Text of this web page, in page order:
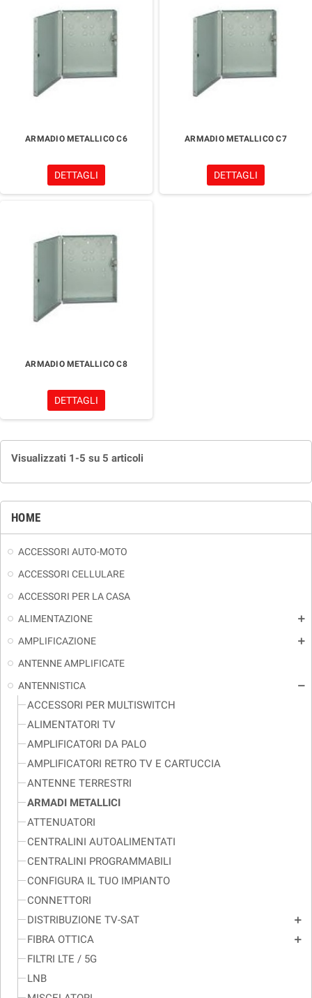
HOME
ACCESSORI AUTO-MOTO
ACCESSORI CELLULARE
ACCESSORI PER LA CASA
ALIMENTAZIONE
add
AMPLIFICAZIONE add
ANTENNE AMPLIFICATE
ANTENNISTICA
remove
ACCESSORI PER MULTISWITCH
ALIMENTATORI TV
AMPLIFICATORI DA PALO
AMPLIFICATORI RETRO TV E CARTUCCIA
ANTENNE TERRESTRI
ARMADI METALLICI
ATTENUATORI
CENTRALINI AUTOALIMENTATI
CENTRALINI PROGRAMMABILI
CONFIGURA IL TUO IMPIANTO
CONNETTORI
DISTRIBUZIONE TV-SAT
add
FIBRA OTTICA add
FILTRI LTE / 5G
LNB
ARMADIO METALLICO C6
DETTAGLI
ARMADIO METALLICO C7
DETTAGLI
ARMADIO METALLICO C8
DETTAGLI
Visualizzati 1-5 su 5 articoli